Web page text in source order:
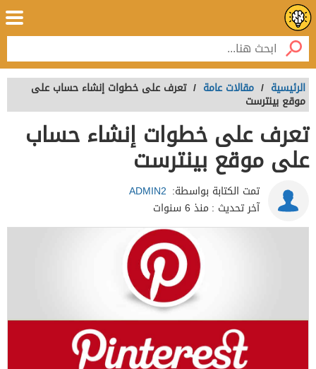
الرئيسية / مقالات عامة / تعرف على خطوات إنشاء حساب على
موقع بينترست
تعرف على خطوات إنشاء حساب
على موقع بينترست
تمت الكتابة بواسطة: ADMIN2
آخر تحديث : منذ 6 سنوات